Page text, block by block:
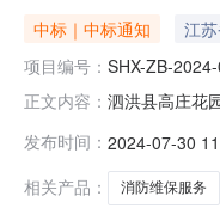
中标｜中标通知 江
项目编号： SHX-ZB-
正文内容： 泗洪县高庄花
围：泗洪县高
出询问，请按
发布时间： 2024-07-30
相关产品：
消防维保服务